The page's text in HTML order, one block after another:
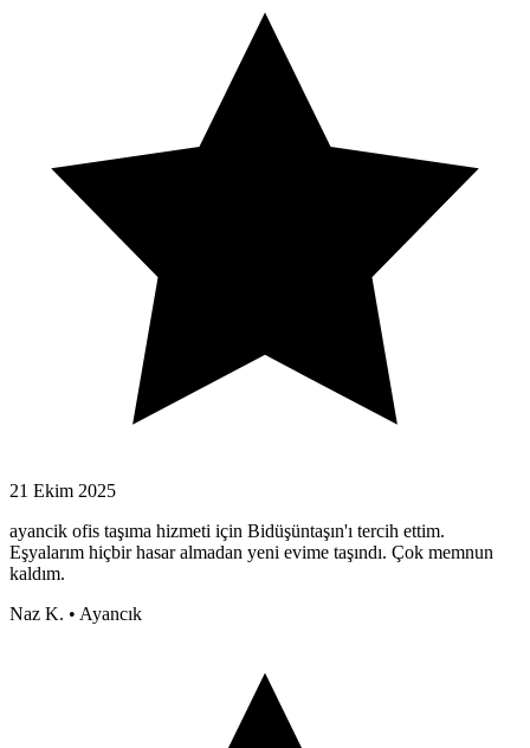
21 Ekim 2025
ayancik ofis taşıma hizmeti için Bidüşüntaşın'ı tercih ettim.
Eşyalarım hiçbir hasar almadan yeni evime taşındı. Çok memnun
kaldım.
Naz K. • Ayancık